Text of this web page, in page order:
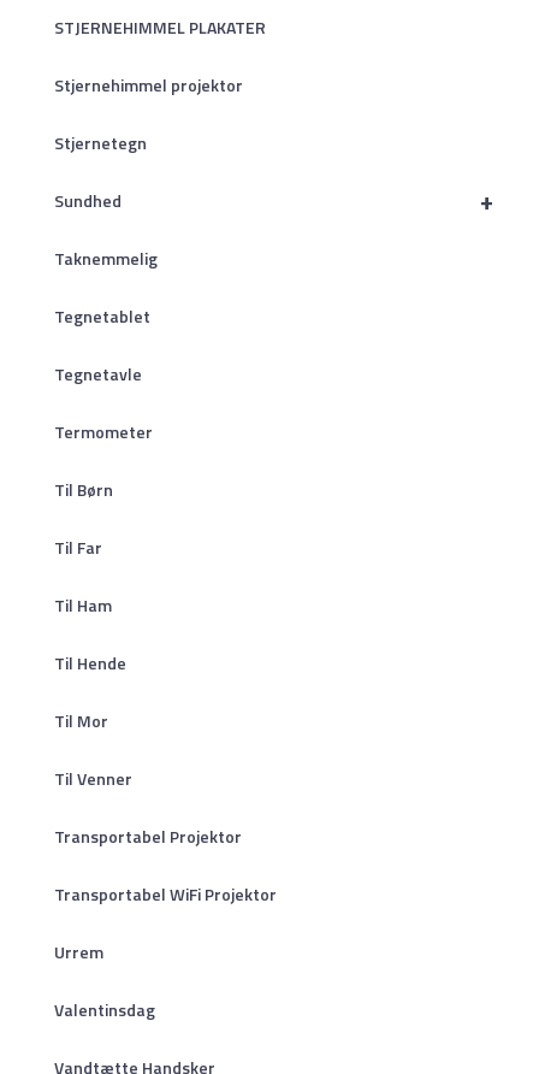
STJERNEHIMMEL PLAKATER
Stjernehimmel projektor
Stjernetegn
+
Sundhed
Taknemmelig
Tegnetablet
Tegnetavle
Termometer
Til Børn
Til Far
Til Ham
Til Hende
Til Mor
Til Venner
Transportabel Projektor
Transportabel WiFi Projektor
Urrem
Valentinsdag
Vandtætte Handsker